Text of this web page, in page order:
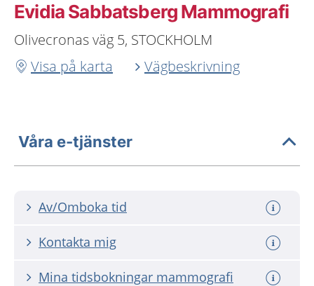
Evidia Sabbatsberg Mammografi
Olivecronas väg 5, STOCKHOLM
Visa på karta
Vägbeskrivning
Våra e-tjänster
Av/Omboka tid
Kontakta mig
Mina tidsbokningar mammografi